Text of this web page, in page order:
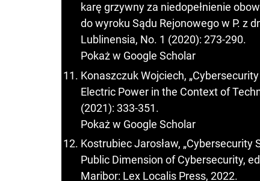
karę grzywny za niedopełnienie
do wyroku Sądu Rejonowego w P. z
Lublinensia, No. 1 (2020): 273-290.
Pokaż w Google Scholar
Konaszczuk Wojciech,
Electric Power in the Context of
(2021): 333-351.
Pokaż w Google Scholar
Kostrubiec Jarosław, „Cybersecurity
Public Dimension of Cybersecurity,
Maribor: Lex Localis Press, 2022.